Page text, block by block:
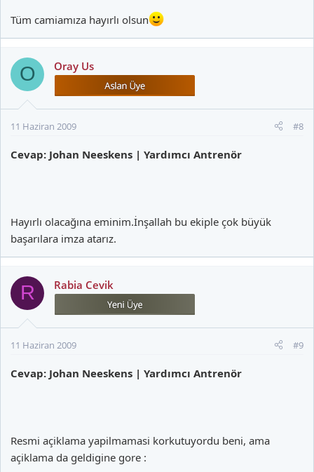
Tüm camiamıza hayırlı olsun
O Oray Us
11 Haziran 2009 #8
Cevap: Johan Neeskens | Yardımcı Antrenör
Hayırlı olacağına eminim.İnşallah bu ekiple çok büyük
başarılara imza atarız.
R Rabia Cevik
11 Haziran 2009 #9
Cevap: Johan Neeskens | Yardımcı Antrenör
Resmi açiklama yapilmamasi korkutuyordu beni, ama
açiklama da geldigine gore :